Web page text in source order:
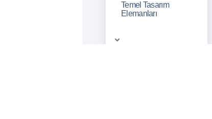
Temel Tasarım
Elemanları